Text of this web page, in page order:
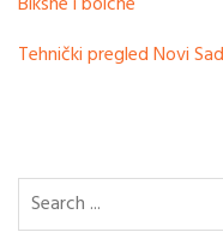
Tehnički pregled Novi Sad